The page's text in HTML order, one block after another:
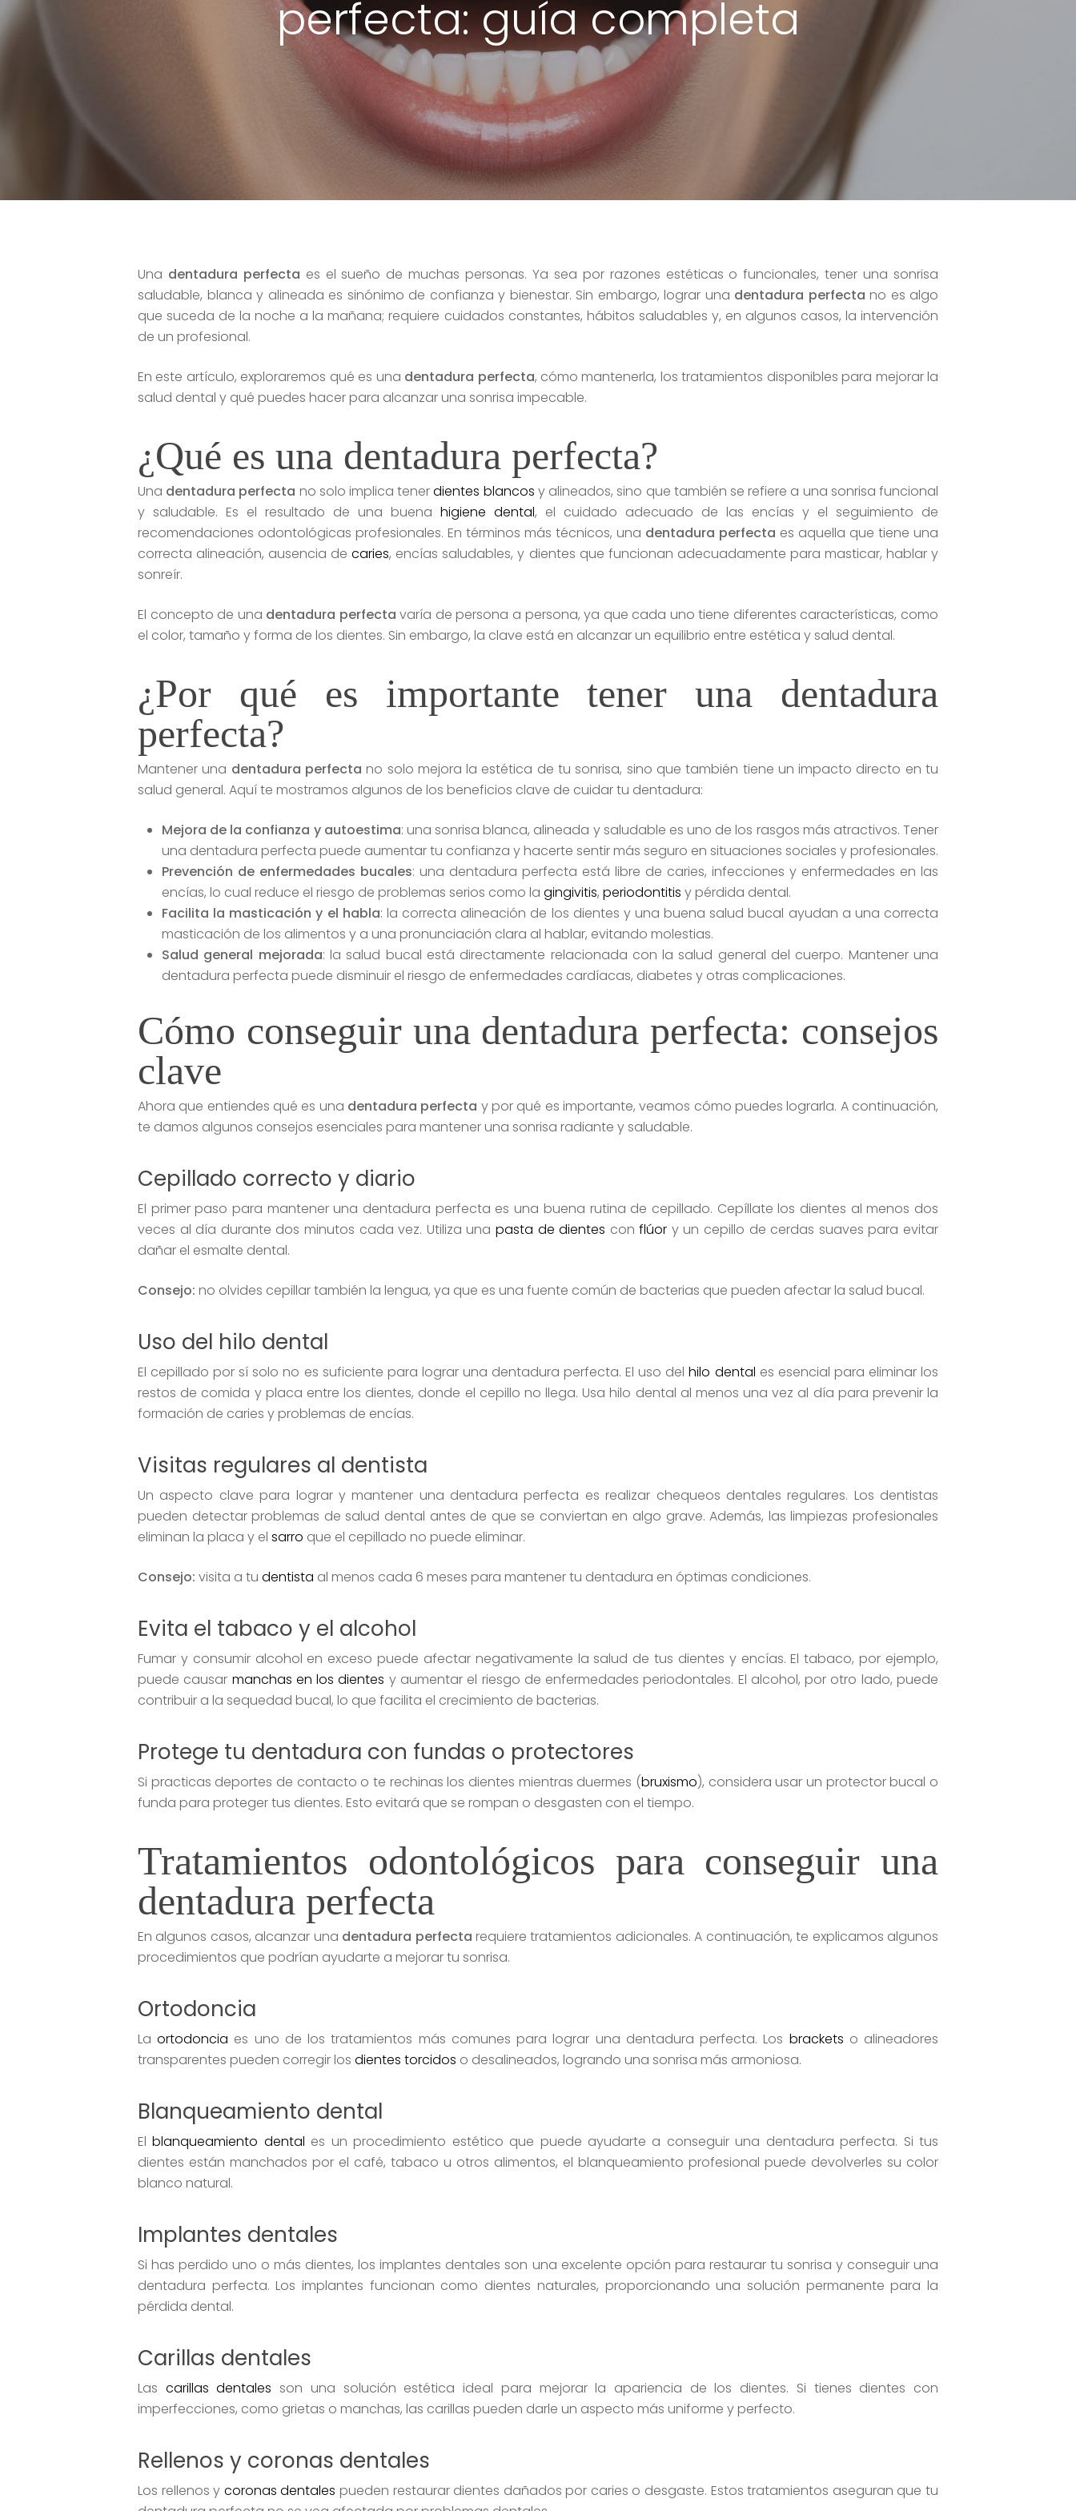
Hit enter to search or ESC to close
perfecta: guía completa
Una dentadura perfecta es el sueño de muchas personas. Ya sea por razones estéticas o funcionales, tener una sonrisa
saludable, blanca y alineada es sinónimo de confianza y bienestar. Sin embargo, lograr una dentadura perfecta no es algo
que suceda de la noche a la mañana; requiere cuidados constantes, hábitos saludables y, en algunos casos, la intervención
de un profesional.
En este artículo, exploraremos qué es una dentadura perfecta, cómo mantenerla, los tratamientos disponibles para mejorar la
salud dental y qué puedes hacer para alcanzar una sonrisa impecable.
¿Qué es una dentadura perfecta?
Una dentadura perfecta no solo implica tenerdientes blancos y alineados, sino que también se refiere a una sonrisa funcional
y saludable. Es el resultado de una buena higiene dental, el cuidado adecuado de las encías y el seguimiento de
recomendaciones odontológicas profesionales. En términos más técnicos, una dentadura perfecta es aquella que tiene una
correcta alineación, ausencia decaries, encías saludables, y dientes que funcionan adecuadamente para masticar, hablar y
sonreír.
El concepto de una dentadura perfectavaría de persona a persona, ya que cada uno tiene diferentes características, como
el color, tamaño y forma de los dientes. Sin embargo, la clave está en alcanzar un equilibrio entre estética y salud dental.
¿Por qué es importante tener una dentadura
perfecta?
Mantener una dentadura perfectano solo mejora la estética de tu sonrisa, sino que también tiene un impacto directo en tu
salud general. Aquí te mostramos algunos de los beneficios clave de cuidar tu dentadura:
Mejora de la confianza y autoestima: una sonrisa blanca, alineada y saludable es uno de los rasgos más atractivos. Tener
una dentadura perfecta puede aumentar tu confianza y hacerte sentir más seguro en situaciones sociales y profesionales.
Prevención de enfermedades bucales: una dentadura perfecta está libre de caries, infecciones y enfermedades en las
encías, lo cual reduce el riesgo de problemas serios como la gingivitis, periodontitis y pérdida dental.
Facilita la masticación y el habla: la correcta alineación de los dientes y una buena salud bucal ayudan a una correcta
masticación de los alimentos y a una pronunciación clara al hablar, evitando molestias.
Salud general mejorada: la salud bucal está directamente relacionada con la salud general del cuerpo. Mantener una
dentadura perfecta puede disminuir el riesgo de enfermedades cardíacas, diabetes y otras complicaciones.
Cómo conseguir una dentadura perfecta: consejos
clave
Ahora que entiendes qué es una dentadura perfecta y por qué es importante, veamos cómo puedes lograrla. A continuación,
te damos algunos consejos esenciales para mantener una sonrisa radiante y saludable.
Cepillado correcto y diario
El primer paso para mantener una dentadura perfecta es una buena rutina de cepillado. Cepíllate los dientes al menos dos
veces al día durante dos minutos cada vez. Utiliza una pasta de dientes conflúor y un cepillo de cerdas suaves para evitar
dañar el esmalte dental.
Consejo: no olvides cepillar también la lengua, ya que es una fuente común de bacterias que pueden afectar la salud bucal.
Uso del hilo dental
El cepillado por sí solo no es suficiente para lograr una dentadura perfecta. El uso delhilo dental es esencial para eliminar los
restos de comida y placa entre los dientes, donde el cepillo no llega. Usa hilo dental al menos una vez al día para prevenir la
formación de caries y problemas de encías.
Visitas regulares al dentista
Un aspecto clave para lograr y mantener una dentadura perfecta es realizar chequeos dentales regulares. Los dentistas
pueden detectar problemas de salud dental antes de que se conviertan en algo grave. Además, las limpiezas profesionales
eliminan la placa y el sarro que el cepillado no puede eliminar.
Consejo: visita a tu dentista al menos cada 6 meses para mantener tu dentadura en óptimas condiciones.
Evita el tabaco y el alcohol
Fumar y consumir alcohol en exceso puede afectar negativamente la salud de tus dientes y encías. El tabaco, por ejemplo,
puede causar manchas en los dientes y aumentar el riesgo de enfermedades periodontales. El alcohol, por otro lado, puede
contribuir a la sequedad bucal, lo que facilita el crecimiento de bacterias.
Protege tu dentadura con fundas o protectores
Si practicas deportes de contacto o te rechinas los dientes mientras duermes (bruxismo), considera usar un protector bucal o
funda para proteger tus dientes. Esto evitará que se rompan o desgasten con el tiempo.
Tratamientos odontológicos para conseguir una
dentadura perfecta
En algunos casos, alcanzar una dentadura perfectarequiere tratamientos adicionales. A continuación, te explicamos algunos
procedimientos que podrían ayudarte a mejorar tu sonrisa.
Ortodoncia
Laortodoncia es uno de los tratamientos más comunes para lograr una dentadura perfecta. Los brackets o alineadores
transparentes pueden corregir los dientes torcidos o desalineados, logrando una sonrisa más armoniosa.
Blanqueamiento dental
Elblanqueamiento dental es un procedimiento estético que puede ayudarte a conseguir una dentadura perfecta. Si tus
dientes están manchados por el café, tabaco u otros alimentos, el blanqueamiento profesional puede devolverles su color
blanco natural.
Implantes dentales
Si has perdido uno o más dientes, los implantes dentales son una excelente opción para restaurar tu sonrisa y conseguir una
dentadura perfecta. Los implantes funcionan como dientes naturales, proporcionando una solución permanente para la
pérdida dental.
Carillas dentales
Las carillas dentales son una solución estética ideal para mejorar la apariencia de los dientes. Si tienes dientes con
imperfecciones, como grietas o manchas, las carillas pueden darle un aspecto más uniforme y perfecto.
Rellenos y coronas dentales
Los rellenos y coronas dentales pueden restaurar dientes dañados por caries o desgaste. Estos tratamientos aseguran que tu